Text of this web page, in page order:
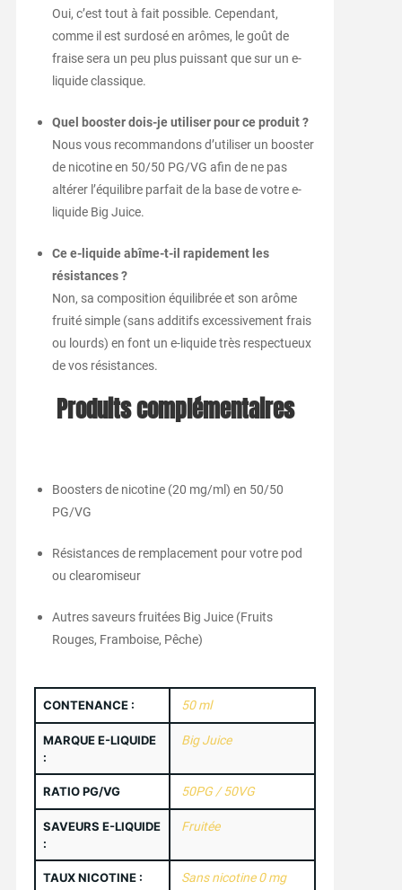
Oui, c’est tout à fait possible. Cependant,
comme il est surdosé en arômes, le goût de
fraise sera un peu plus puissant que sur un e-
liquide classique.
Quel booster dois-je utiliser pour ce produit ?
Nous vous recommandons d’utiliser un booster
de nicotine en 50/50 PG/VG afin de ne pas
altérer l’équilibre parfait de la base de votre e-
liquide Big Juice.
Ce e-liquide abîme-t-il rapidement les
résistances ?
Non, sa composition équilibrée et son arôme
fruité simple (sans additifs excessivement frais
ou lourds) en font un e-liquide très respectueux
de vos résistances.
Produits complémentaires
Boosters de nicotine (20 mg/ml) en 50/50
PG/VG
Résistances de remplacement pour votre pod
ou clearomiseur
Autres saveurs fruitées Big Juice (Fruits
Rouges, Framboise, Pêche)
CONTENANCE : 50 ml
MARQUE E-LIQUIDE
:
Big Juice
RATIO PG/VG 50PG / 50VG
SAVEURS E-LIQUIDE
:
Fruitée
TAUX NICOTINE : Sans nicotine 0 mg